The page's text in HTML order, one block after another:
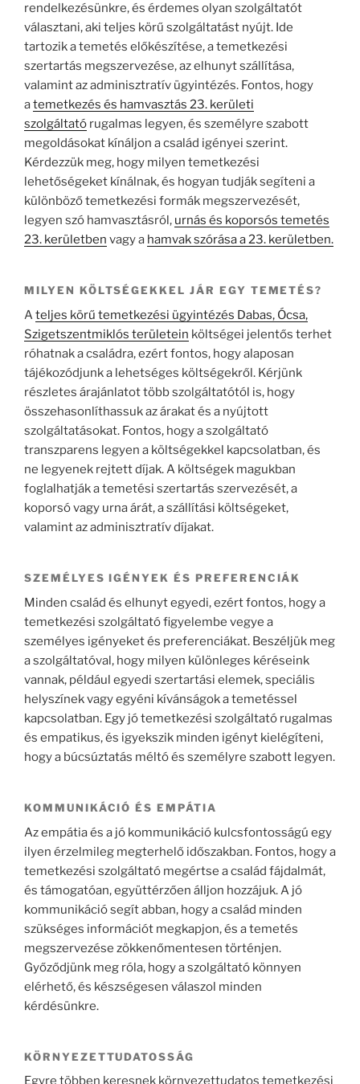
rendelkezésünkre, és érdemes olyan szolgáltatót
választani, aki teljes körű szolgáltatást nyújt. Ide
tartozik a temetés előkészítése, a temetkezési
szertartás megszervezése, az elhunyt szállítása,
valamint az adminisztratív ügyintézés. Fontos, hogy
atemetkezés és hamvasztás 23. kerületi
szolgáltató rugalmas legyen, és személyre szabott
megoldásokat kínáljon a család igényei szerint.
Kérdezzük meg, hogy milyen temetkezési
lehetőségeket kínálnak, és hogyan tudják segíteni a
különböző temetkezési formák megszervezését,
legyen szó hamvasztásról, urnás és koporsós temetés
23. kerületben vagy a hamvak szórása a 23. kerületben.
MILYEN KÖLTSÉGEKKEL JÁR EGY TEMETÉS?
Ateljes körű temetkezési ügyintézés Dabas, Ócsa,
Szigetszentmiklós területein költségei jelentős terhet
róhatnak a családra, ezért fontos, hogy alaposan
tájékozódjunk a lehetséges költségekről. Kérjünk
részletes árajánlatot több szolgáltatótól is, hogy
összehasonlíthassuk az árakat és a nyújtott
szolgáltatásokat. Fontos, hogy a szolgáltató
transzparens legyen a költségekkel kapcsolatban, és
ne legyenek rejtett díjak. A költségek magukban
foglalhatják a temetési szertartás szervezését, a
koporsó vagy urna árát, a szállítási költségeket,
valamint az adminisztratív díjakat.
SZEMÉLYES IGÉNYEK ÉS PREFERENCIÁK
Minden család és elhunyt egyedi, ezért fontos, hogy a
temetkezési szolgáltató figyelembe vegye a
személyes igényeket és preferenciákat. Beszéljük meg
a szolgáltatóval, hogy milyen különleges kéréseink
vannak, például egyedi szertartási elemek, speciális
helyszínek vagy egyéni kívánságok a temetéssel
kapcsolatban. Egy jó temetkezési szolgáltató rugalmas
és empatikus, és igyekszik minden igényt kielégíteni,
hogy a búcsúztatás méltó és személyre szabott legyen.
KOMMUNIKÁCIÓ ÉS EMPÁTIA
Az empátia és a jó kommunikáció kulcsfontosságú egy
ilyen érzelmileg megterhelő időszakban. Fontos, hogy a
temetkezési szolgáltató megértse a család fájdalmát,
és támogatóan, együttérzően álljon hozzájuk. A jó
kommunikáció segít abban, hogy a család minden
szükséges információt megkapjon, és a temetés
megszervezése zökkenőmentesen történjen.
Győződjünk meg róla, hogy a szolgáltató könnyen
elérhető, és készségesen válaszol minden
kérdésünkre.
KÖRNYEZETTUDATOSSÁG